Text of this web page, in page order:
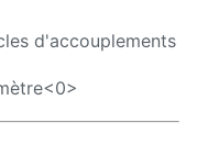
d'accouplements
<0>